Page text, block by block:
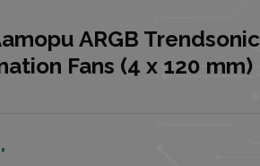
ARGB Trendsonic
Fans (4 x 120 mm)